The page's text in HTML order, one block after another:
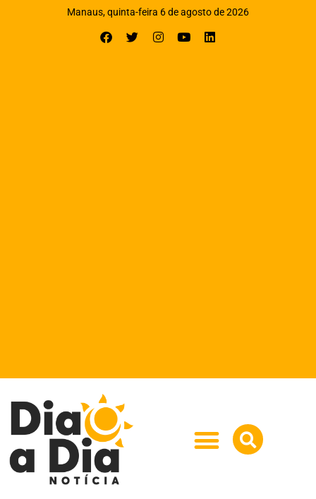
Manaus, quinta-feira 6 de agosto de 2026